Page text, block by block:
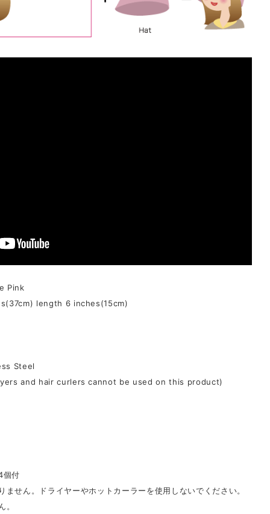
Pink
length 6 inches(15cm)
Steel
and hair curlers cannot be used on this product)
個付
ません。ドライヤーやホットカーラーを使用しないでください。
。